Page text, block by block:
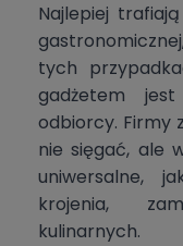
Najlepiej
tych
gadżetem
odbiorcy. Firmy
nie sięgać, ale
uniwersalne,
krojenia,
kulinarnych.